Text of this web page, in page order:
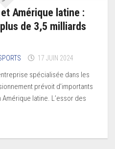
Amérique latine :
de 3,5 milliards
17 JUIN 2024
spécialisée dans les
prévoit d’importants
latine. L’essor des